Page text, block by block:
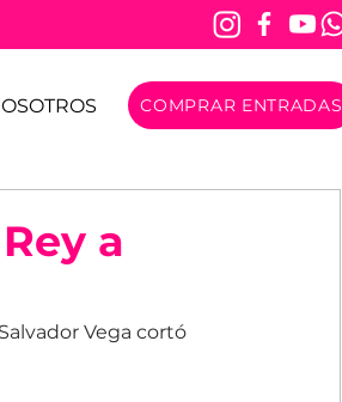
COMPRAR ENTRADAS
a
Vega cortó